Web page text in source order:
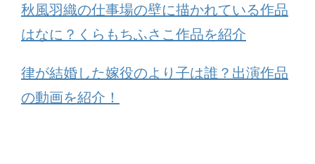
秋風羽織の仕事場の壁に描かれている作品
はなに？くらもちふさこ作品を紹介
律が結婚した嫁役のより子は誰？出演作品
の動画を紹介！